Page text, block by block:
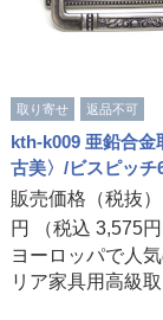
取り寄せ 返品不可
kth-k009 亜鉛合金
古美〉/ビスピッチ
販売価格（税抜）
円 （税込 3,575円
ヨーロッパで人
リア家具用高級